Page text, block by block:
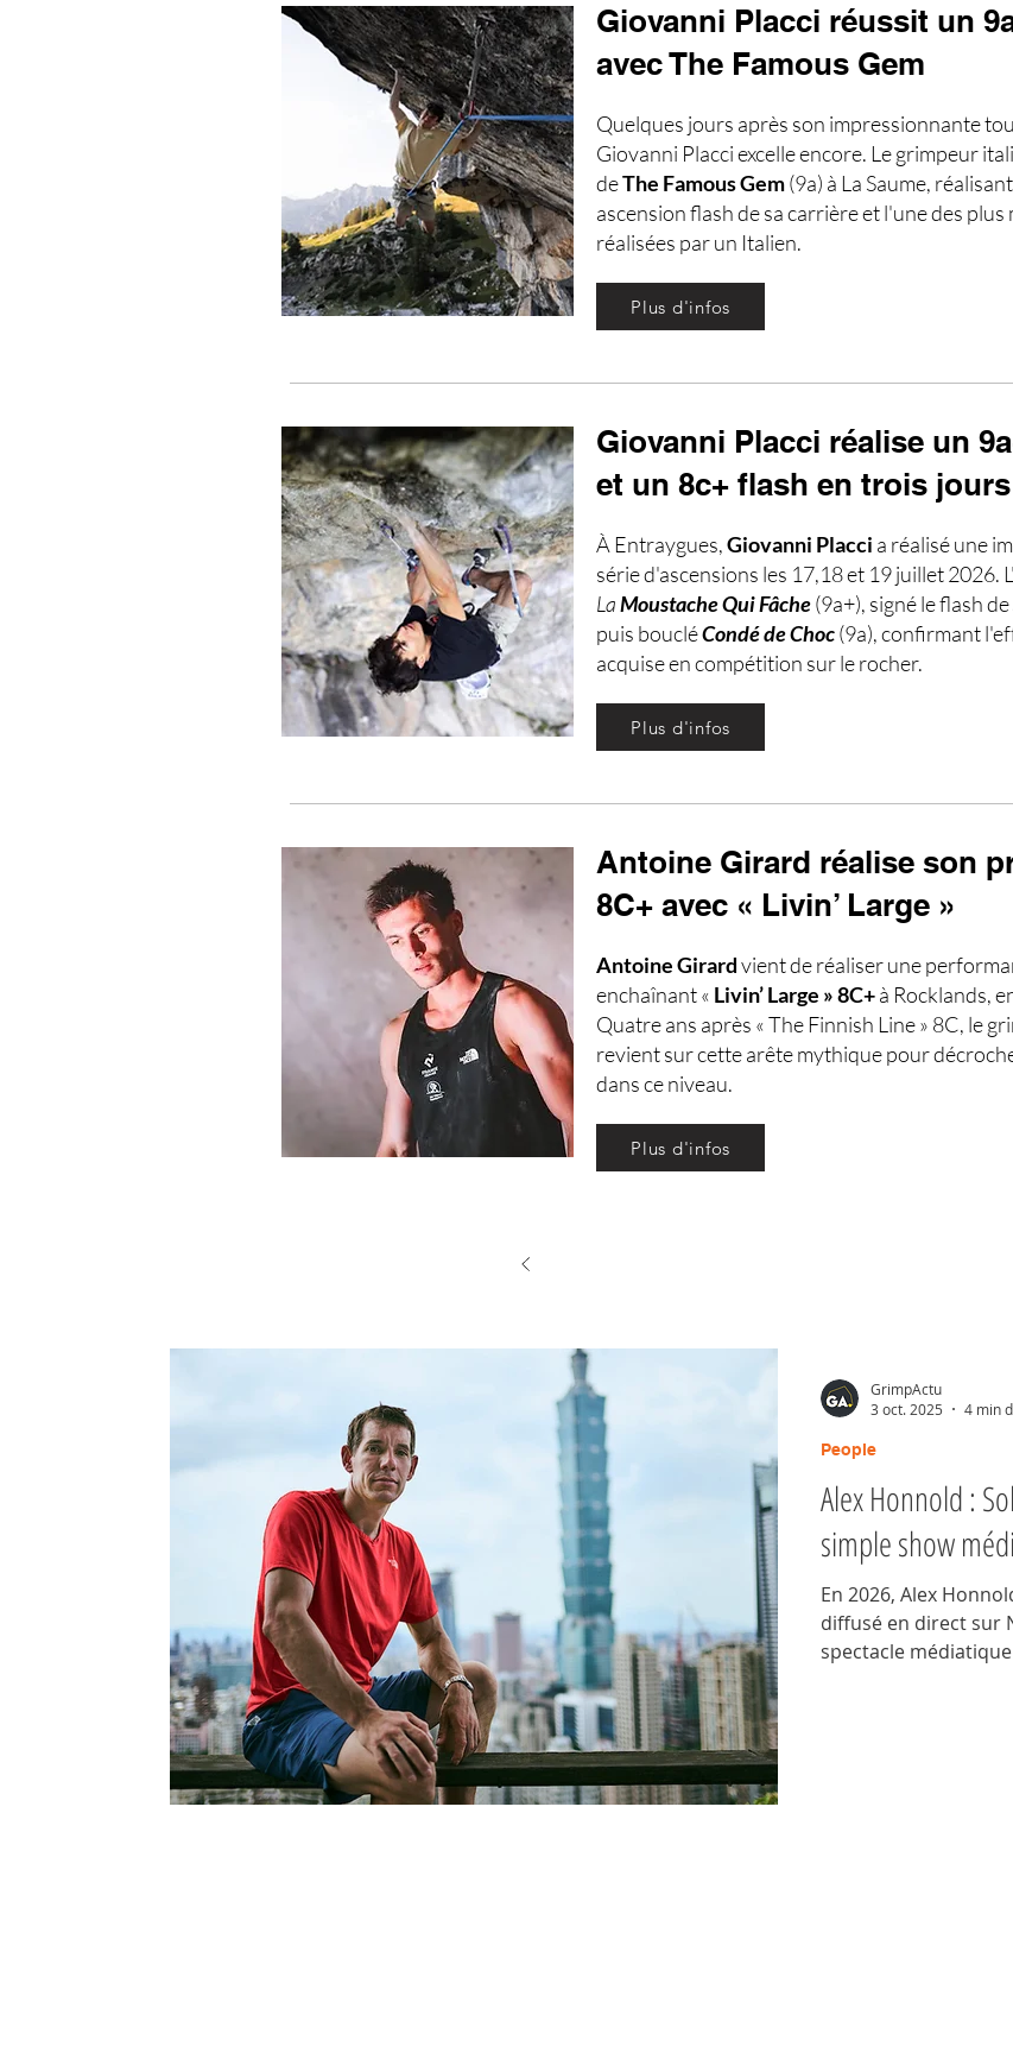
Giovanni Placci réussit un
avec The Famous Gem
Quelques jours après son impressionnante
Giovanni Placci excelle encore. Le grimpeur
deThe Famous Gem(9a) à La Saume,
ascension flash de sa carrière et l'une des
réalisées par un Italien.
Plus d'infos
Giovanni Placci réalise un
et un 8c+ flash en trois jours
À Entraygues,Giovanni Placci a réalisé une
série d'ascensions les 17,18 et 19 juillet 2026.
LaMoustache Qui Fâche(9a+), signé le flash de
puis boucléCondé de Choc(9a), confirmant
acquise en compétition sur le rocher.
Plus d'infos
Antoine Girard réalise son
8C+ avec « Livin’ Large »
Antoine Girardvient de réaliser une
enchaînant « Livin’ Large » 8C+à Rocklands,
Quatre ans après « The Finnish Line » 8C, le
revient sur cette arête mythique pour
dans ce niveau.
Plus d'infos
Articles
Alex Honnold :
simple show
En 2026, Alex
diffusé en direct sur
spectacle
People
GrimpActu
3 oct. 2025
4 min